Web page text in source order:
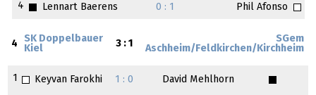
4 Lennart Baerens 0 : 1 Phil Afonso
4
SK Doppelbauer
Kiel
3 : 1
SGem
Aschheim/Feldkirchen/Kirchheim
1 Keyvan Farokhi 1 : 0 David Mehlhorn